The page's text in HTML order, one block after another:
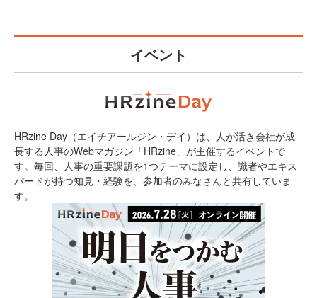
イベント
HRzine Day（エイチアールジン・デイ）は、人が活き会社が成
長する人事のWebマガジン「HRzine」が主催するイベントで
す。毎回、人事の重要課題を1つテーマに設定し、識者やエキス
パードが持つ知見・経験を、参加者のみなさんと共有していま
す。